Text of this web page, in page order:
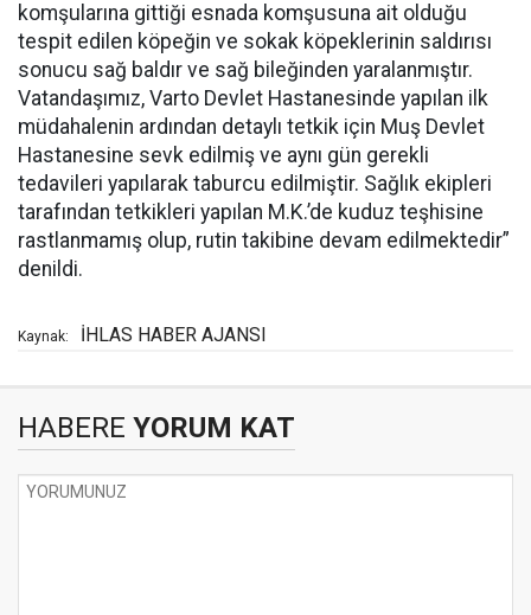
komşularına gittiği esnada komşusuna ait olduğu
tespit edilen köpeğin ve sokak köpeklerinin saldırısı
sonucu sağ baldır ve sağ bileğinden yaralanmıştır.
Vatandaşımız, Varto Devlet Hastanesinde yapılan ilk
müdahalenin ardından detaylı tetkik için Muş Devlet
Hastanesine sevk edilmiş ve aynı gün gerekli
tedavileri yapılarak taburcu edilmiştir. Sağlık ekipleri
tarafından tetkikleri yapılan M.K.’de kuduz teşhisine
rastlanmamış olup, rutin takibine devam edilmektedir”
denildi.
Kaynak: İHLAS HABER AJANSI
HABERE YORUM KAT